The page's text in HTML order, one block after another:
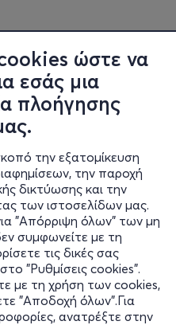
ώστε να
εσάς μια
πλοήγησης
την εξατομίκευση
την παροχή
δικτύωσης και την
των ιστοσελίδων μας.
"Απόρριψη όλων" των μη
συμφωνείτε με τη
τις δικές σας
"Ρυθμίσεις cookies".
με τη χρήση των cookies,
"Αποδοχή όλων".Για
ανατρέξτε στην